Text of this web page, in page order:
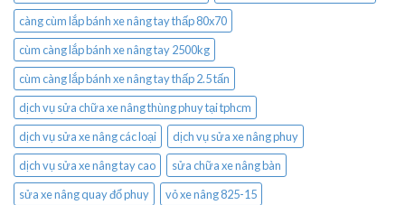
càng cùm lắp bánh xe nâng tay thấp 80x70
cùm càng lắp bánh xe nâng tay 2500kg
cùm càng lắp bánh xe nâng tay thấp 2.5 tấn
dịch vụ sửa chữa xe nâng thùng phuy tại tphcm
dịch vụ sửa xe nâng các loại
dịch vụ sửa xe nâng phuy
dịch vụ sửa xe nâng tay cao
sửa chữa xe nâng bàn
sửa xe nâng quay đổ phuy
vỏ xe nâng 825-15